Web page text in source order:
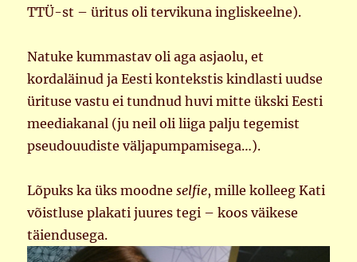
TTÜ-st – üritus oli tervikuna ingliskeelne).
Natuke kummastav oli aga asjaolu, et
kordaläinud ja Eesti kontekstis kindlasti uudse
ürituse vastu ei tundnud huvi mitte ükski Eesti
meediakanal (ju neil oli liiga palju tegemist
pseudouudiste väljapumpamisega…).
Lõpuks ka üks moodneselfie, mille kolleeg Kati
võistluse plakati juures tegi – koos väikese
täiendusega.